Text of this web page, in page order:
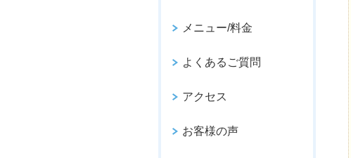
メニュー/料金
よくあるご質問
アクセス
お客様の声